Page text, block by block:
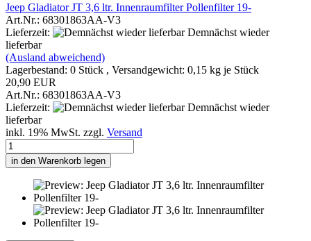
Jeep Gladiator JT 3,6 ltr. Innenraumfilter Pollenfilter 19-
Art.Nr.: 68301863AA-V3
Lieferzeit:
Demnächst wieder
lieferbar
(Ausland abweichend)
Lagerbestand: 0 Stück , Versandgewicht: 0,15 kg je Stück
20,90 EUR
Art.Nr.: 68301863AA-V3
Lieferzeit:
Demnächst wieder
lieferbar
inkl. 19% MwSt. zzgl. Versand
in den Warenkorb legen